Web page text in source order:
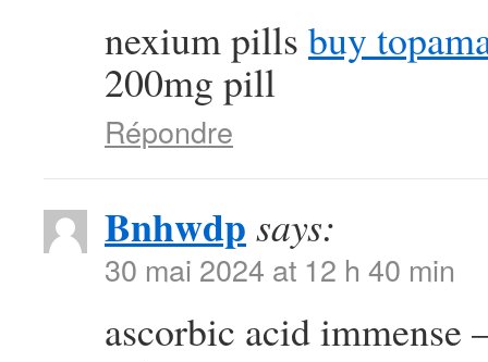
nexium pills buy
200mg pill
Répondre
Bnhwdp says:
30 mai 2024 at 12 h 40 min
ascorbic acid immense